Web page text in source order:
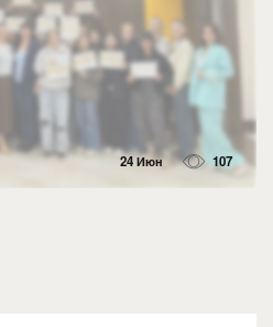
24 Июн 107